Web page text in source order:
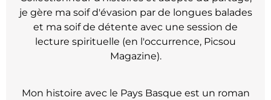
je gère ma soif d'évasion par de longues balades
et ma soif de détente avec une session de
lecture spirituelle (en l'occurrence, Picsou
Magazine).
Mon histoire avec le Pays Basque est un roman